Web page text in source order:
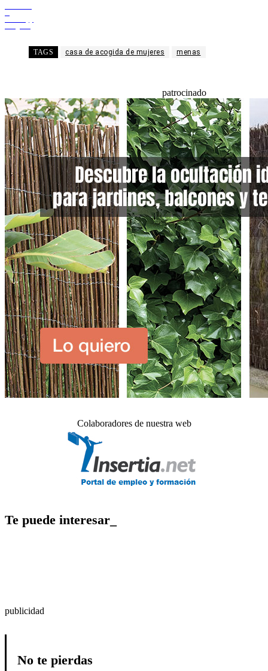
TAGS casa de acogida de mujeres menas
patrocinado
Colaboradores de nuestra web
Te puede interesar_
publicidad
No te pierdas